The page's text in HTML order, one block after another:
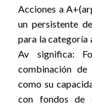
Acciones a
un persistente
para la categoría
Av significa:
combinación de
como su
con fondos de